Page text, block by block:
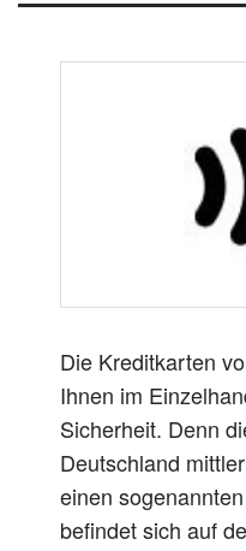
Die Kreditkarten
Ihnen im
Sicherheit. Denn
Deutschland
einen
befindet sich auf